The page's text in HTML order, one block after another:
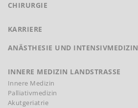
CHIRURGIE
KARRIERE
ANÄSTHESIE UND INTENSIVMEDIZIN
INNERE MEDIZIN LANDSTRASSE
Innere Medizin
Palliativmedizin
Akutgeriatrie